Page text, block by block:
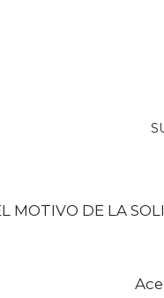
MOTIVO DE LA